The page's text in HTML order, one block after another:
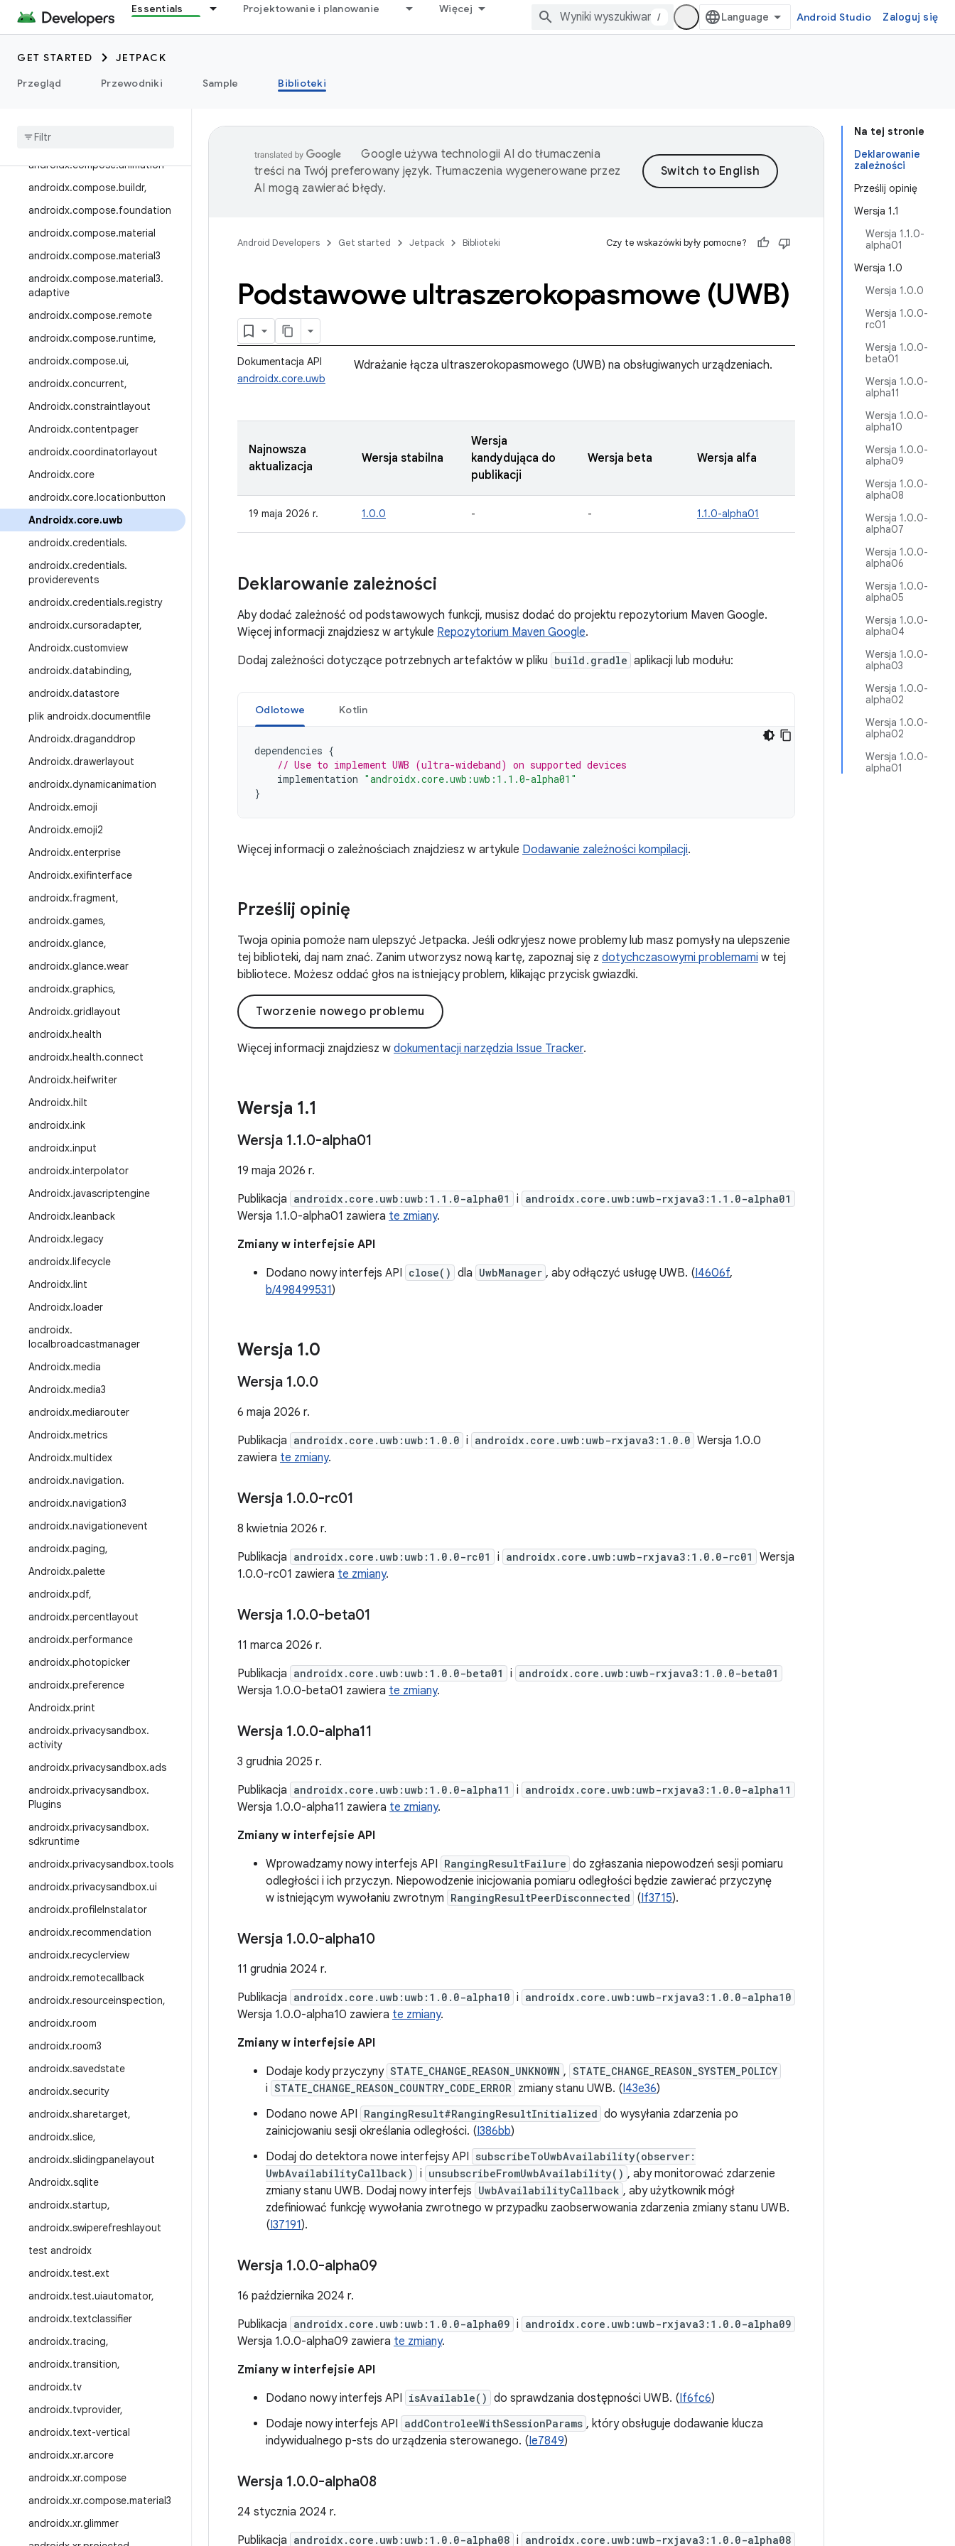
Essentials Projektowanie i planowanie Więcej
/ Android Studio Zaloguj się
GET STARTED
JETPACK
Przegląd
Przewodniki Sample Biblioteki
androidx.camera.media3
androidx.camera.viewfinder
androidx.car
androidx
androidx.compose.animation
androidx.compose.buildr,
androidx.compose.foundation
androidx.compose.material
androidx.compose.material3
androidx.compose.material3.
adaptive
androidx.compose.remote
androidx.compose.runtime,
androidx.compose.ui,
androidx.concurrent,
Androidx.constraintlayout
Androidx.contentpager
androidx.coordinatorlayout
Androidx.core
androidx.core.locationbutton
Androidx.core.uwb
androidx.credentials.
androidx.credentials.
providerevents
androidx.credentials.registry
androidx.cursoradapter,
Androidx.customview
androidx.databinding,
androidx.datastore
plik androidx.documentfile
Androidx.draganddrop
Androidx.drawerlayout
androidx.dynamicanimation
Androidx.emoji
Androidx.emoji2
Androidx.enterprise
Androidx.exifinterface
androidx.fragment,
androidx.games,
androidx.glance,
androidx.glance.wear
androidx.graphics,
Androidx.gridlayout
androidx.health
androidx.health.connect
Androidx.heifwriter
Androidx.hilt
androidx.ink
androidx.input
androidx.interpolator
Androidx.javascriptengine
Androidx.leanback
Androidx.legacy
androidx.lifecycle
Androidx.lint
Androidx.loader
androidx.
localbroadcastmanager
Androidx.media
Androidx.media3
androidx.mediarouter
Androidx.metrics
Androidx.multidex
androidx.navigation.
androidx.navigation3
androidx.navigationevent
androidx.paging,
Androidx.palette
androidx.pdf,
androidx.percentlayout
androidx.performance
androidx.photopicker
androidx.preference
Androidx.print
androidx.privacysandbox.
activity
androidx.privacysandbox.ads
androidx.privacysandbox.
Plugins
androidx.privacysandbox.
sdkruntime
androidx.privacysandbox.tools
androidx.privacysandbox.ui
androidx.profileInstalator
androidx.recommendation
androidx.recyclerview
androidx.remotecallback
androidx.resourceinspection,
androidx.room
androidx.room3
androidx.savedstate
androidx.security
androidx.sharetarget,
androidx.slice,
androidx.slidingpanelayout
Androidx.sqlite
androidx.startup,
androidx.swiperefreshlayout
test androidx
androidx.test.ext
androidx.test.uiautomator,
androidx.textclassifier
androidx.tracing,
androidx.transition,
androidx.tv
androidx.tvprovider,
androidx.text-vertical
androidx.xr.arcore
androidx.xr.compose
androidx.xr.compose.material3
androidx.xr.glimmer
Na tej stronie
Deklarowanie
zależności
Prześlij opinię
Wersja 1.1
Wersja 1.1.0-
alpha01
Wersja 1.0
Wersja 1.0.0
Wersja 1.0.0-
rc01
Wersja 1.0.0-
beta01
Wersja 1.0.0-
alpha11
Wersja 1.0.0-
alpha10
Wersja 1.0.0-
alpha09
Wersja 1.0.0-
alpha08
Wersja 1.0.0-
alpha07
Wersja 1.0.0-
alpha06
Wersja 1.0.0-
alpha05
Wersja 1.0.0-
alpha04
Wersja 1.0.0-
alpha03
Wersja 1.0.0-
alpha02
Wersja 1.0.0-
alpha02
Wersja 1.0.0-
alpha01
Google używa technologii AI do tłumaczenia
treści na Twój preferowany język. Tłumaczenia wygenerowane przez
AI mogą zawierać błędy.
Android Developers Get started Jetpack Biblioteki Czy te wskazówki były pomocne?
Podstawowe ultraszerokopasmowe (UWB)
Dokumentacja API
androidx.core.uwb
Wdrażanie łącza ultraszerokopasmowego (UWB) na obsługiwanych urządzeniach.
Najnowsza
aktualizacja
Wersja stabilna
Wersja
kandydująca do
publikacji
Wersja beta Wersja alfa
19 maja 2026 r. 1.0.0 - - 1.1.0-alpha01
Deklarowanie zależności
Aby dodać zależność od podstawowych funkcji, musisz dodać do projektu repozytorium Maven Google.
Więcej informacji znajdziesz w artykule Repozytorium Maven Google.
Dodaj zależności dotyczące potrzebnych artefaktów w pliku build.gradle aplikacji lub modułu:
Odlotowe Kotlin
dependencies {
// Use to implement UWB (ultra-wideband) on supported devices
implementation "androidx.core.uwb:uwb:1.1.0-alpha01"
}
Więcej informacji o zależnościach znajdziesz w artykule Dodawanie zależności kompilacji.
Prześlij opinię
Twoja opinia pomoże nam ulepszyć Jetpacka. Jeśli odkryjesz nowe problemy lub masz pomysły na ulepszenie
tej biblioteki, daj nam znać. Zanim utworzysz nową kartę, zapoznaj się z dotychczasowymi problemami w tej
bibliotece. Możesz oddać głos na istniejący problem, klikając przycisk gwiazdki.
Tworzenie nowego problemu
Więcej informacji znajdziesz w dokumentacji narzędzia Issue Tracker.
Wersja 1.1
Wersja 1.1.0-alpha01
19 maja 2026 r.
Publikacja androidx.core.uwb:uwb:1.1.0-alpha01 i androidx.core.uwb:uwb-rxjava3:1.1.0-alpha01
Wersja 1.1.0-alpha01 zawiera te zmiany.
Zmiany w interfejsie API
Dodano nowy interfejs API close() dla UwbManager , aby odłączyć usługę UWB. (I4606f,
b/498499531)
Wersja 1.0
Wersja 1.0.0
6 maja 2026 r.
Publikacja androidx.core.uwb:uwb:1.0.0 i androidx.core.uwb:uwb-rxjava3:1.0.0 Wersja 1.0.0
zawiera te zmiany.
Wersja 1.0.0-rc01
8 kwietnia 2026 r.
Publikacja androidx.core.uwb:uwb:1.0.0-rc01 i androidx.core.uwb:uwb-rxjava3:1.0.0-rc01
Wersja
1.0.0-rc01 zawiera te zmiany.
Wersja 1.0.0-beta01
11 marca 2026 r.
Publikacja androidx.core.uwb:uwb:1.0.0-beta01 i androidx.core.uwb:uwb-rxjava3:1.0.0-beta01
Wersja 1.0.0-beta01 zawiera te zmiany.
Wersja 1.0.0-alpha11
3 grudnia 2025 r.
Publikacja androidx.core.uwb:uwb:1.0.0-alpha11 i androidx.core.uwb:uwb-rxjava3:1.0.0-alpha11
Wersja 1.0.0-alpha11 zawiera te zmiany.
Zmiany w interfejsie API
Wprowadzamy nowy interfejs API RangingResultFailure do zgłaszania niepowodzeń sesji pomiaru
odległości i ich przyczyn. Niepowodzenie inicjowania pomiaru odległości będzie zawierać przyczynę
w istniejącym wywołaniu zwrotnym RangingResultPeerDisconnected (If3715).
Wersja 1.0.0-alpha10
11 grudnia 2024 r.
Publikacja androidx.core.uwb:uwb:1.0.0-alpha10 i androidx.core.uwb:uwb-rxjava3:1.0.0-alpha10
Wersja 1.0.0-alpha10 zawiera te zmiany.
Zmiany w interfejsie API
Dodaje kody przyczyny STATE_CHANGE_REASON_UNKNOWN , STATE_CHANGE_REASON_SYSTEM_POLICY
i STATE_CHANGE_REASON_COUNTRY_CODE_ERROR zmiany stanu UWB. (I43e36)
Dodano nowe API RangingResult#RangingResultInitialized do wysyłania zdarzenia po
zainicjowaniu sesji określania odległości. (I386bb)
Dodaj do detektora nowe interfejsy API subscribeToUwbAvailability(observer:
UwbAvailabilityCallback) i unsubscribeFromUwbAvailability() , aby monitorować zdarzenie
zmiany stanu UWB. Dodaj nowy interfejs UwbAvailabilityCallback , aby użytkownik mógł
zdefiniować funkcję wywołania zwrotnego w przypadku zaobserwowania zdarzenia zmiany stanu UWB.
(I37191).
Wersja 1.0.0-alpha09
16 października 2024 r.
Publikacja androidx.core.uwb:uwb:1.0.0-alpha09 i androidx.core.uwb:uwb-rxjava3:1.0.0-alpha09
Wersja 1.0.0-alpha09 zawiera te zmiany.
Zmiany w interfejsie API
Dodano nowy interfejs API isAvailable() do sprawdzania dostępności UWB. (If6fc6)
Dodaje nowy interfejs API addControleeWithSessionParams , który obsługuje dodawanie klucza
indywidualnego p-sts do urządzenia sterowanego. (Ie7849)
Wersja 1.0.0-alpha08
24 stycznia 2024 r.
Publikacja androidx.core.uwb:uwb:1.0.0-alpha08 i androidx.core.uwb:uwb-rxjava3:1.0.0-alpha08